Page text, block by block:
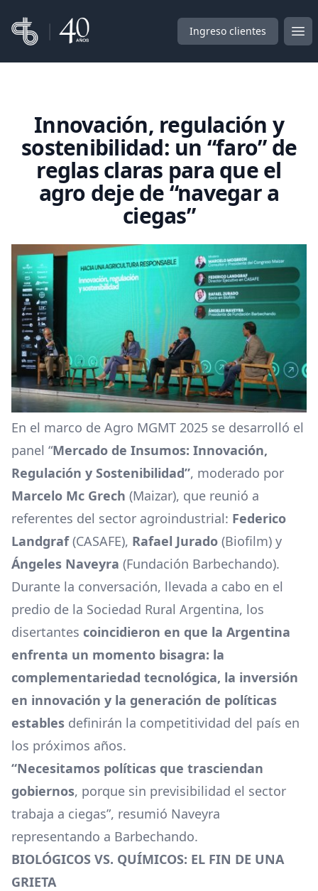
Corber Ingreso clientes
Innovación, regulación y
sostenibilidad: un “faro” de
reglas claras para que el
agro deje de “navegar a
ciegas”
En el marco de Agro MGMT 2025 se desarrolló el
panel “Mercado de Insumos: Innovación,
Regulación y Sostenibilidad”, moderado por
Marcelo Mc Grech (Maizar), que reunió a
referentes del sector agroindustrial: Federico
Landgraf(CASAFE), Rafael Jurado (Biofilm) y
Ángeles Naveyra (Fundación Barbechando).
Durante la conversación, llevada a cabo en el
predio de la Sociedad Rural Argentina, los
disertantes coincidieron en que la Argentina
enfrenta un momento bisagra: la
complementariedad tecnológica, la inversión
en innovación y la generación de políticas
estables definirán la competitividad del país en
los próximos años.
“Necesitamos políticas que trasciendan
gobiernos, porque sin previsibilidad el sector
trabaja a ciegas”, resumió Naveyra
representando a Barbechando.
BIOLÓGICOS VS. QUÍMICOS: EL FIN DE UNA
GRIETA